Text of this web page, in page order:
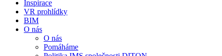
Inspirace
VR prohlídky
BIM
O nás
O nás
Pomáháme